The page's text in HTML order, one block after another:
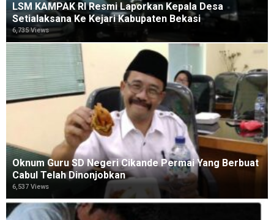
LSM KAMPAK RI Resmi Laporkan Kepala Desa
Setialaksana Ke Kejari Kabupaten Bekasi
6,735 Views
Oknum Guru SD Negeri Cikande Permai Yang Berbuat
Cabul Telah Dinonjobkan
6,537 Views